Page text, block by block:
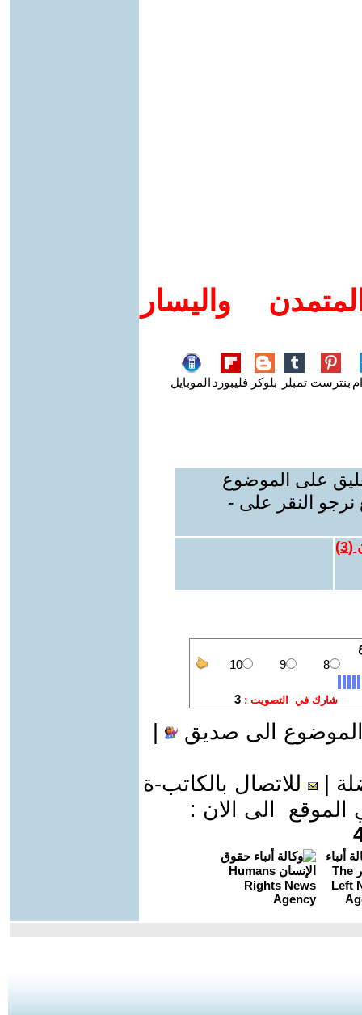
واليسار
بنترست تمبلر بلوكر فليبورد الموبايل
على الموضوع
نرجو النقر على -
(
3
)
الى صديق
للاتصال بالكاتب-ة
الى الان :